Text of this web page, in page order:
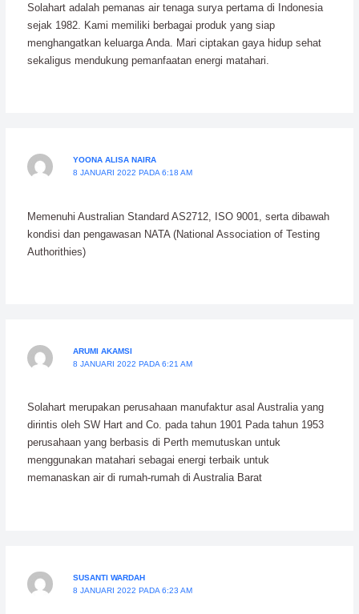
Solahart adalah pemanas air tenaga surya pertama di Indonesia
sejak 1982. Kami memiliki berbagai produk yang siap
menghangatkan keluarga Anda. Mari ciptakan gaya hidup sehat
sekaligus mendukung pemanfaatan energi matahari.
YOONA ALISA NAIRA
8 JANUARI 2022 PADA 6:18 AM
Memenuhi Australian Standard AS2712, ISO 9001, serta dibawah
kondisi dan pengawasan NATA (National Association of Testing
Authorithies)
ARUMI AKAMSI
8 JANUARI 2022 PADA 6:21 AM
Solahart merupakan perusahaan manufaktur asal Australia yang
dirintis oleh SW Hart and Co. pada tahun 1901 Pada tahun 1953
perusahaan yang berbasis di Perth memutuskan untuk
menggunakan matahari sebagai energi terbaik untuk
memanaskan air di rumah-rumah di Australia Barat
SUSANTI WARDAH
8 JANUARI 2022 PADA 6:23 AM